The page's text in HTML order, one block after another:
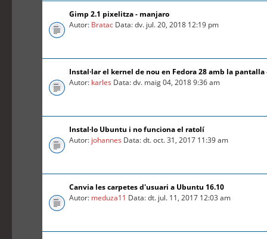
Gimp 2.1 pixelitza - manjaro
Autor: Bratac Data: dv. jul. 20, 2018 12:19 pm
Instal·lar el kernel de nou en Fedora 28 amb la pantalla
Autor: karles Data: dv. maig 04, 2018 9:36 am
Instal·lo Ubuntu i no funciona el ratolí
Autor: johannes Data: dt. oct. 31, 2017 11:39 am
Canvia les carpetes d'usuari a Ubuntu 16.10
Autor: meduza11 Data: dt. jul. 11, 2017 12:03 am